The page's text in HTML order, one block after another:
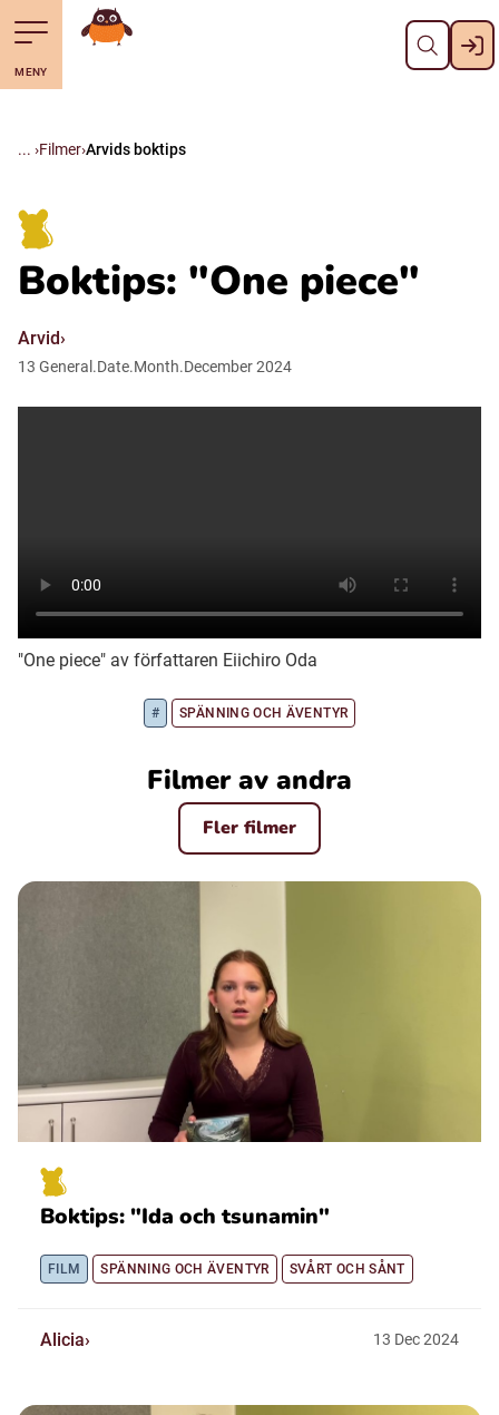
Till navigering av sidans innehåll
Hoppa till sidans huvudinnehåll Stäng
Suomi (Finska)
Julevsámegiella (Lulesamiska)
Arli (Romska)
Resanderomani (Romska)
Kelderash (Romska)
MENY
Gå till startsidan
Filmer Arvids boktips
Boktips: "One piece"
Arvid
13 General.Date.Month.December2024
"One piece" av författaren Eiichiro Oda
# SPÄNNING OCH ÄVENTYR
Filmer av andra
Fler filmer
Boktips: "Ida och tsunamin"
FILM SPÄNNING OCH ÄVENTYR SVÅRT OCH SÅNT
Alicia 13 Dec2024